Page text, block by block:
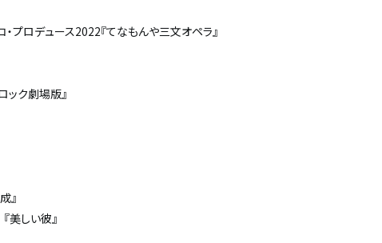
・プロデュース2022『てなもんや三文オペラ』
ック劇場版』
』
『美しい彼』